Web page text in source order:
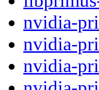
nvidia-
nvidia-
nvidia-